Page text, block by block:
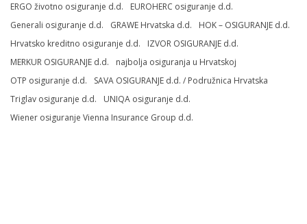
ERGO životno osiguranje d.d.
EUROHERC osiguranje d.d.
Generali osiguranje d.d.
GRAWE Hrvatska d.d.
HOK – OSIGURANJE d.d.
Hrvatsko kreditno osiguranje d.d.
IZVOR OSIGURANJE d.d.
MERKUR OSIGURANJE d.d.
najbolja osiguranja u Hrvatskoj
OTP osiguranje d.d.
SAVA OSIGURANJE d.d. / Podružnica Hrvatska
Triglav osiguranje d.d.
UNIQA osiguranje d.d.
Wiener osiguranje Vienna Insurance Group d.d.